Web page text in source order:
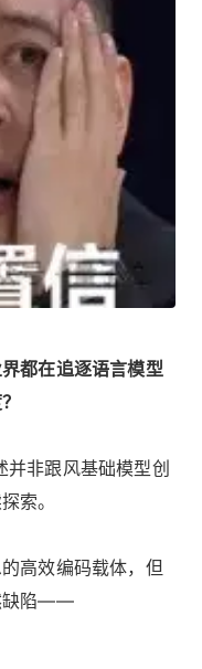
界都在追逐语言模型
非跟风基础模型创
索。
高效编码载体，但
缺陷——